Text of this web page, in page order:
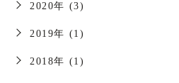
2020年 (3)
2019年 (1)
2018年 (1)